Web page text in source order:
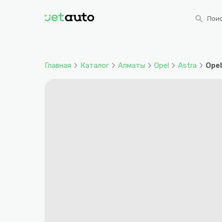
search
Главная Каталог Алматы Opel Astra